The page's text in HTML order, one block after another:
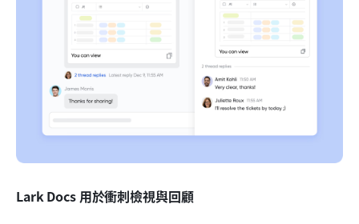
Lark Docs 用於衝刺檢視與回顧